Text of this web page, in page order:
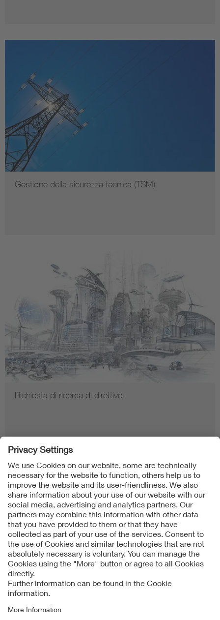
Gestione della sicurezza tecnica (TSM)
Richiesta di ricerca di direttive
Follow us on
Imprint + Liability